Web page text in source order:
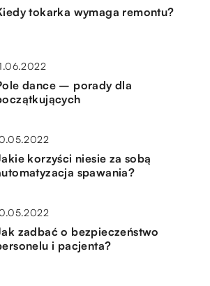
tokarka wymaga remontu?
dance – porady dla
korzyści niesie za sobą
spawania?
zadbać o bezpieczeństwo
i pacjenta?